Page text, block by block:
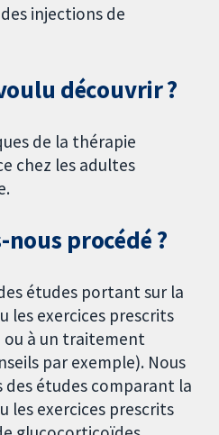
injections de
découvrir ?
de la thérapie
chez les adultes
procédé ?
études portant sur la
les exercices prescrits
ou à un traitement
par exemple). Nous
des études comparant la
les exercices prescrits